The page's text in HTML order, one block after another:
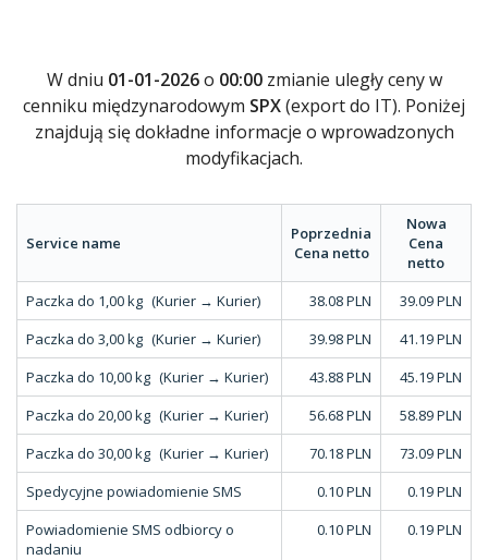
W dniu 01-01-2026o 00:00zmianie uległy ceny w
cenniku międzynarodowym SPX(export do IT). Poniżej
znajdują się dokładne informacje o wprowadzonych
modyfikacjach.
Service name
Poprzednia
Cena netto
Nowa
Cena
netto
Paczka do 1,00 kg (Kurier → Kurier) 38.08 PLN
39.09 PLN
Paczka do 3,00 kg (Kurier → Kurier) 39.98 PLN
41.19 PLN
Paczka do 10,00 kg (Kurier → Kurier) 43.88 PLN
45.19 PLN
Paczka do 20,00 kg (Kurier → Kurier) 56.68 PLN
58.89 PLN
Paczka do 30,00 kg (Kurier → Kurier) 70.18 PLN
73.09 PLN
Spedycyjne powiadomienie SMS
0.10 PLN
0.19 PLN
Powiadomienie SMS odbiorcy o
nadaniu
0.10 PLN 0.19 PLN